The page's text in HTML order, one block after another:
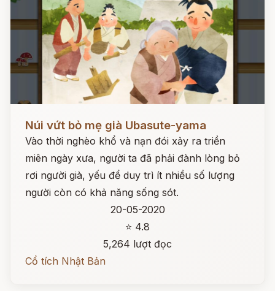
Núi vứt bỏ mẹ già Ubasute-yama
Vào thời nghèo khổ và nạn đói xảy ra triền
miên ngày xưa, người ta đã phải đành lòng bỏ
rơi người già, yếu để duy trì ít nhiều số lượng
người còn có khả năng sống sót.
20-05-2020
⭐ 4.8
5,264 lượt đọc
Cổ tích Nhật Bản